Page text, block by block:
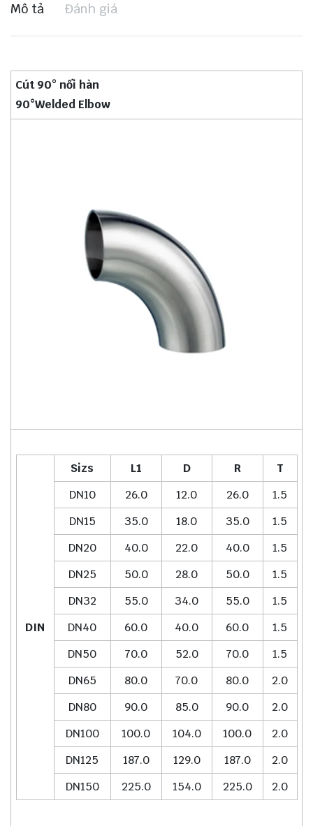
Mô tả Đánh giá
Cút 90° nối hàn
90°Welded Elbow
DIN
Sizs L1 D R
T
DN10
26.0 12.0 26.0
1.5
DN15
35.0 18.0 35.0
1.5
DN20
40.0 22.0 40.0
1.5
DN25
50.0 28.0 50.0
1.5
DN32
55.0 34.0 55.0
1.5
DN40
60.0 40.0 60.0
1.5
DN50
70.0 52.0 70.0
1.5
DN65
80.0 70.0 80.0
2.0
DN80
90.0 85.0 90.0
2.0
DN100
100.0 104.0 100.0
2.0
DN125
187.0 129.0 187.0
2.0
DN150
225.0 154.0 225.0 2.0